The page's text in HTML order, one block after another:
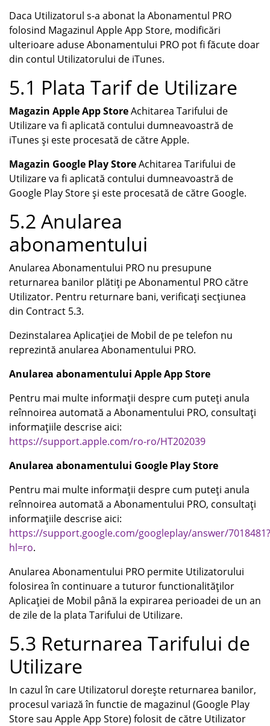
Daca Utilizatorul s-a abonat la Abonamentul PRO
folosind Magazinul Apple App Store, modificări
ulterioare aduse Abonamentului PRO pot fi făcute doar
din contul Utilizatorului de iTunes.
5.1 Plata Tarif de Utilizare
Magazin Apple App StoreAchitarea Tarifului de
Utilizare va fi aplicată contului dumneavoastră de
iTunes și este procesată de către Apple.
Magazin Google Play StoreAchitarea Tarifului de
Utilizare va fi aplicată contului dumneavoastră de
Google Play Store și este procesată de către Google.
5.2 Anularea
abonamentului
Anularea Abonamentului PRO nu presupune
returnarea banilor plătiți pe Abonamentul PRO către
Utilizator. Pentru returnare bani, verificați secțiunea
din Contract 5.3.
Dezinstalarea Aplicației de Mobil de pe telefon nu
reprezintă anularea Abonamentului PRO.
Anularea abonamentului Apple App Store
Pentru mai multe informații despre cum puteți anula
reînnoirea automată a Abonamentului PRO, consultați
informațiile descrise aici:
https://support.apple.com/ro-ro/HT202039
Anularea abonamentului Google Play Store
Pentru mai multe informații despre cum puteți anula
reînnoirea automată a Abonamentului PRO, consultați
informațiile descrise aici:
https://support.google.com/googleplay/answer/7018481?
hl=ro.
Anularea Abonamentului PRO permite Utilizatorului
folosirea în continuare a tuturor functionalităților
Aplicației de Mobil până la expirarea perioadei de un an
de zile de la plata Tarifului de Utilizare.
5.3 Returnarea Tarifului de
Utilizare
In cazul în care Utilizatorul dorește returnarea banilor,
procesul variază în functie de magazinul (Google Play
Store sau Apple App Store) folosit de către Utilizator